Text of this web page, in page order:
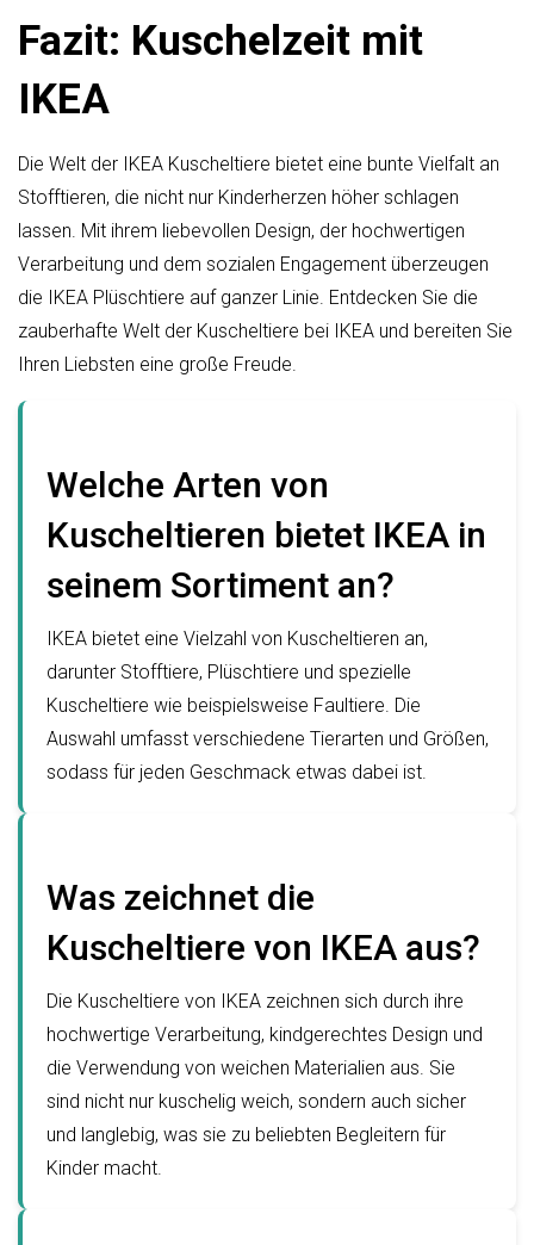
Fazit: Kuschelzeit mit
IKEA
Die Welt der IKEA Kuscheltiere bietet eine bunte Vielfalt an
Stofftieren, die nicht nur Kinderherzen höher schlagen
lassen. Mit ihrem liebevollen Design, der hochwertigen
Verarbeitung und dem sozialen Engagement überzeugen
die IKEA Plüschtiere auf ganzer Linie. Entdecken Sie die
zauberhafte Welt der Kuscheltiere bei IKEA und bereiten Sie
Ihren Liebsten eine große Freude.
Welche Arten von
Kuscheltieren bietet IKEA in
seinem Sortiment an?
IKEA bietet eine Vielzahl von Kuscheltieren an,
darunter Stofftiere, Plüschtiere und spezielle
Kuscheltiere wie beispielsweise Faultiere. Die
Auswahl umfasst verschiedene Tierarten und Größen,
sodass für jeden Geschmack etwas dabei ist.
Was zeichnet die
Kuscheltiere von IKEA aus?
Die Kuscheltiere von IKEA zeichnen sich durch ihre
hochwertige Verarbeitung, kindgerechtes Design und
die Verwendung von weichen Materialien aus. Sie
sind nicht nur kuschelig weich, sondern auch sicher
und langlebig, was sie zu beliebten Begleitern für
Kinder macht.